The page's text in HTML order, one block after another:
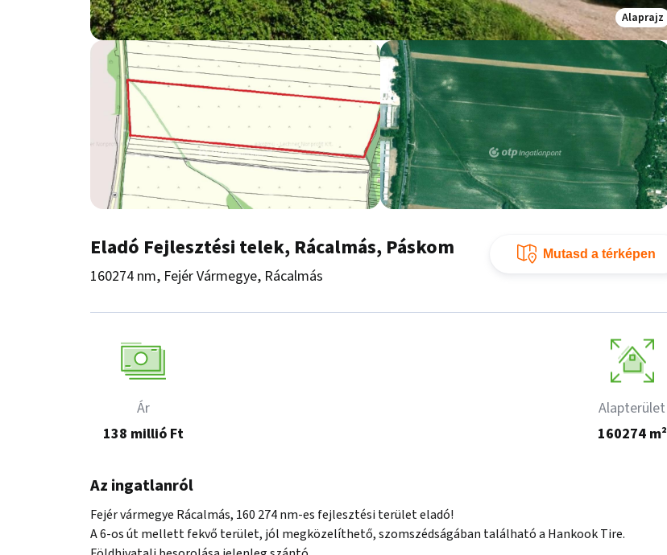
Alaprajz
Eladó Fejlesztési telek, Rácalmás, Páskom
160274 nm, Fejér Vármegye, Rácalmás
Mutasd a térképen
Ár
138 millió Ft
Alapterület
160274 m²
Az ingatlanról
Fejér vármegye Rácalmás, 160 274 nm-es fejlesztési terület eladó!
A 6-os út mellett fekvő terület, jól megközelíthető, szomszédságában található a Hankook Tire.